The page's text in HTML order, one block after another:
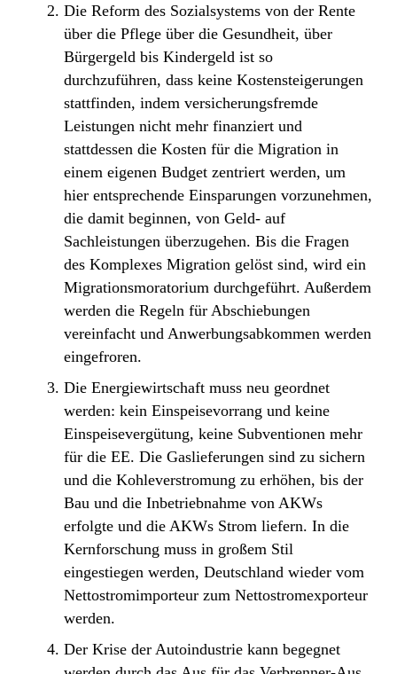
Die Reform des Sozialsystems von der Rente
über die Pflege über die Gesundheit, über
Bürgergeld bis Kindergeld ist so
durchzuführen, dass keine Kostensteigerungen
stattfinden, indem versicherungsfremde
Leistungen nicht mehr finanziert und
stattdessen die Kosten für die Migration in
einem eigenen Budget zentriert werden, um
hier entsprechende Einsparungen vorzunehmen,
die damit beginnen, von Geld- auf
Sachleistungen überzugehen. Bis die Fragen
des Komplexes Migration gelöst sind, wird ein
Migrationsmoratorium durchgeführt. Außerdem
werden die Regeln für Abschiebungen
vereinfacht und Anwerbungsabkommen werden
eingefroren.
Die Energiewirtschaft muss neu geordnet
werden: kein Einspeisevorrang und keine
Einspeisevergütung, keine Subventionen mehr
für die EE. Die Gaslieferungen sind zu sichern
und die Kohleverstromung zu erhöhen, bis der
Bau und die Inbetriebnahme von AKWs
erfolgte und die AKWs Strom liefern. In die
Kernforschung muss in großem Stil
eingestiegen werden, Deutschland wieder vom
Nettostromimporteur zum Nettostromexporteur
werden.
Der Krise der Autoindustrie kann begegnet